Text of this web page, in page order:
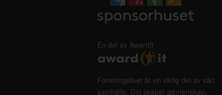
En del av AwardIt
Föreningslivet är en viktig del av vårt
samhälle. Det skapar gemenskap,